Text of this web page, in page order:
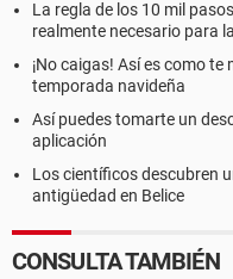
La regla de los 10 mil
realmente necesario para
¡No caigas! Así es como
temporada navideña
Así puedes tomarte un
aplicación
Los científicos descubren
antigüedad en Belice
CONSULTA TAMBIÉN